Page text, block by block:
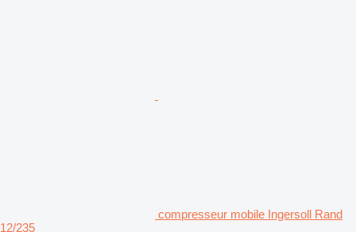
compresseur mobile Ingersoll Rand
12/235